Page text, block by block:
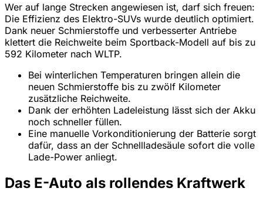
Wer auf lange Strecken angewiesen ist, darf sich freuen:
Die Effizienz des Elektro-SUVs wurde deutlich optimiert.
Dank neuer Schmierstoffe und verbesserter Antriebe
klettert die Reichweite beim Sportback-Modell auf bis zu
592 Kilometer nach WLTP.
Bei winterlichen Temperaturen bringen allein die
neuen Schmierstoffe bis zu zwölf Kilometer
zusätzliche Reichweite.
Dank der erhöhten Ladeleistung lässt sich der Akku
noch schneller füllen.
Eine manuelle Vorkonditionierung der Batterie sorgt
dafür, dass an der Schnellladesäule sofort die volle
Lade-Power anliegt.
Das E-Auto als rollendes Kraftwerk